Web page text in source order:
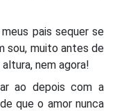
pais sequer se
sou, muito antes de
nem agora!
ao depois com a
que o amor nunca